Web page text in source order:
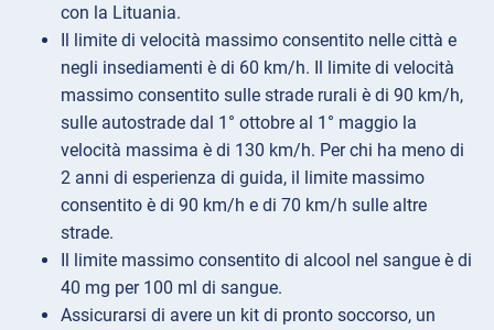
con la Lituania.
Il limite di velocità massimo consentito nelle città e
negli insediamenti è di 60 km/h. Il limite di velocità
massimo consentito sulle strade rurali è di 90 km/h,
sulle autostrade dal 1° ottobre al 1° maggio la
velocità massima è di 130 km/h. Per chi ha meno di
2 anni di esperienza di guida, il limite massimo
consentito è di 90 km/h e di 70 km/h sulle altre
strade.
Il limite massimo consentito di alcool nel sangue è di
40 mg per 100 ml di sangue.
Assicurarsi di avere un kit di pronto soccorso, un